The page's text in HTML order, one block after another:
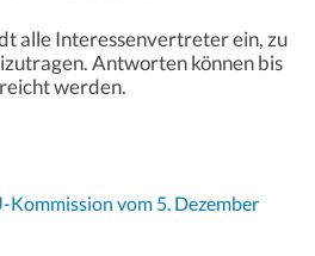
alle Interessenvertreter ein, zu
Antworten können bis
werden.
Kommission vom 5. Dezember